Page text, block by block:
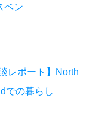
ベン
レポート】North
での暮らし